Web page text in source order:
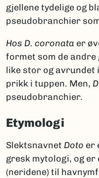
gjellene tydelige og
pseudobranchier
Hos D. coronata er
formet som de andre
like stor og avrundet
prikk i tuppen. Men,
pseudobranchier.
Etymologi
Slektsnavnet Doto er
gresk mytologi, og er
(neridene) til